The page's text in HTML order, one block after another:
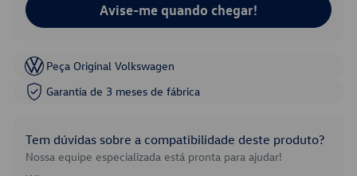
Avise-me quando chegar!
Peça Original Volkswagen
Garantia de 3 meses de fábrica
Tem dúvidas sobre a compatibilidade deste produto?
Nossa equipe especializada está pronta para ajudar!